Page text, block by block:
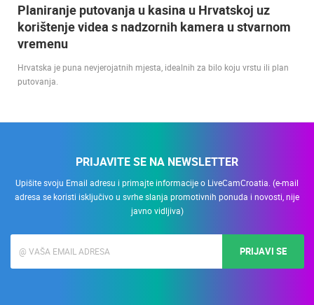
Planiranje putovanja u kasina u Hrvatskoj uz
korištenje videa s nadzornih kamera u stvarnom
vremenu
Hrvatska je puna nevjerojatnih mjesta, idealnih za bilo koju vrstu ili plan
putovanja.
PRIJAVITE SE NA NEWSLETTER
Upišite svoju Email adresu i primajte informacije o LiveCamCroatia. (e-mail
adresa se koristi isključivo u svrhe slanja promotivnih ponuda i novosti, nije
javno vidljiva)
PRIJAVI SE